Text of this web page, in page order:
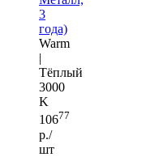
3
года)
Warm
|
Тёплый
3000
K
10677
р./
шт